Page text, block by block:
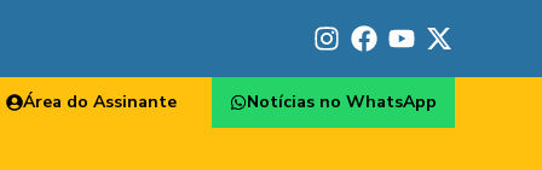
Área do Assinante Notícias no WhatsApp